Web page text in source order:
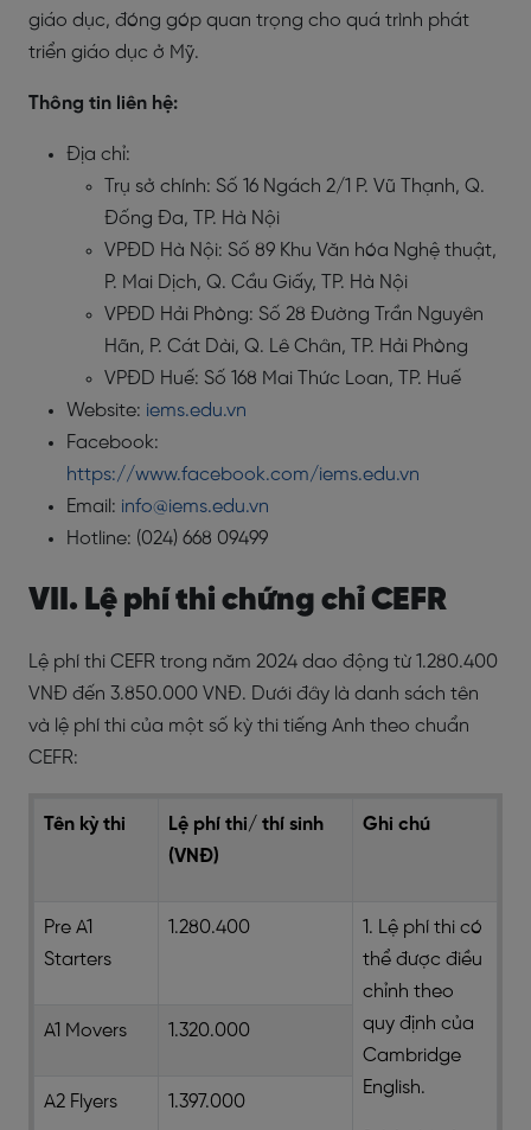
giáo dục, đóng góp quan trọng cho quá trình phát
triển giáo dục ở Mỹ.
Thông tin liên hệ:
Địa chỉ:
Trụ sở chính: Số 16 Ngách 2/1 P. Vũ Thạnh, Q.
Đống Đa, TP. Hà Nội
VPĐD Hà Nội: Số 89 Khu Văn hóa Nghệ thuật,
P. Mai Dịch, Q. Cầu Giấy, TP. Hà Nội
VPĐD Hải Phòng: Số 28 Đường Trần Nguyên
Hãn, P. Cát Dài, Q. Lê Chân, TP. Hải Phòng
VPĐD Huế: Số 168 Mai Thức Loan, TP. Huế
Website: iems.edu.vn
Facebook:
https://www.facebook.com/iems.edu.vn
Email: info@iems.edu.vn
Hotline: (024) 668 09499
VII. Lệ phí thi chứng chỉ CEFR
Lệ phí thi CEFR trong năm 2024 dao động từ 1.280.400
VNĐ đến 3.850.000 VNĐ. Dưới đây là danh sách tên
và lệ phí thi của một số kỳ thi tiếng Anh theo chuẩn
CEFR:
Tên kỳ thi
Lệ phí thi/ thí sinh
(VNĐ)
Ghi chú
Pre A1
Starters
1.280.400
1. Lệ phí thi có
thể được điều
chỉnh theo
quy định của
Cambridge
English.
A1 Movers 1.320.000
A2 Flyers 1.397.000